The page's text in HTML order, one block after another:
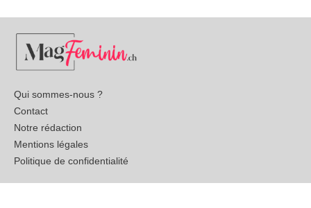
Qui sommes-nous ?
Contact
Notre rédaction
Mentions légales
Politique de confidentialité